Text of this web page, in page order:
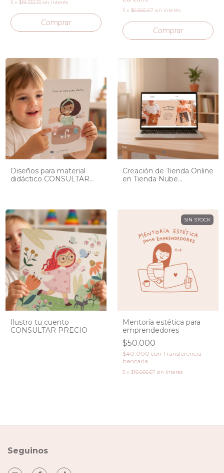
3 x $18.333,33 sin interés
3 x $6.666,67 sin interés
Comprar
Diseños para material
didáctico CONSULTAR
Creación de Tienda Online
en Tienda Nube
Ilustro tu cuento
CONSULTAR PRECIO
SIN STOCK
Mentoría estética para
emprendedores
$50.000
$40.000 con Transferencia
bancaria
3 x $16.666,67 sin interés
Seguinos